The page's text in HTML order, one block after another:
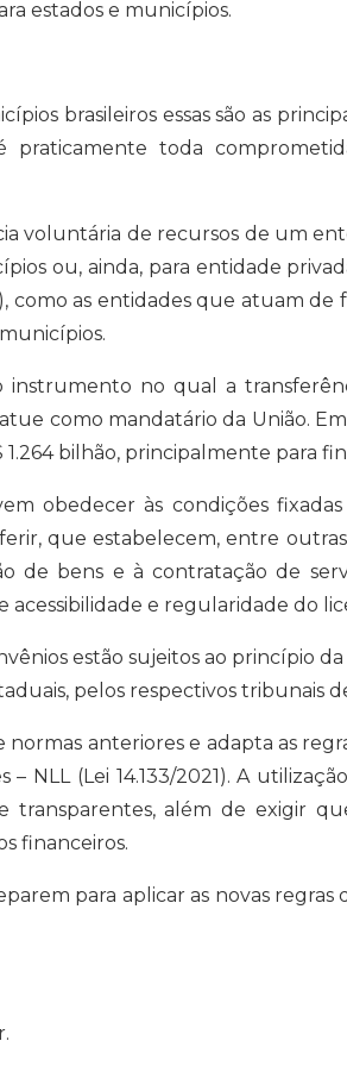
estados e municípios.
brasileiros essas são as
toda
voluntária de recursos de um
ou, ainda, para entidade
como as entidades que atuam
no qual a
como mandatário da União.
bilhão, principalmente para
obedecer às condições
que estabelecem, entre
de bens e à contratação de
e regularidade do
estão sujeitos ao princípio
pelos respectivos tribunais
anteriores e adapta as
– NLL (Lei 14.133/2021). A
transparentes, além de exigir
financeiros.
para aplicar as novas